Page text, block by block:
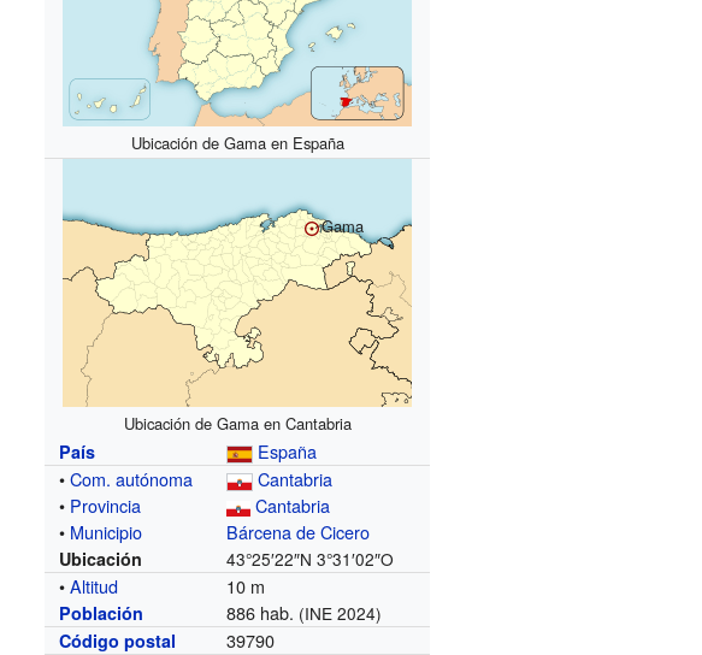
Ubicación de Gama en España
Gama
Ubicación de Gama en Cantabria
País
España
•Com. autónoma
Cantabria
• Provincia
Cantabria
• Municipio Bárcena de Cicero
Ubicación 43°25′22″N 3°31′02″O
•Altitud 10 m
Población 886 hab. (INE 2024)
Código postal
39790